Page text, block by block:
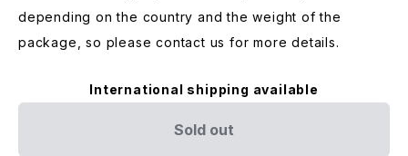
depending on the country and the weight of the
package, so please contact us for more details.
International shipping available
Sold out